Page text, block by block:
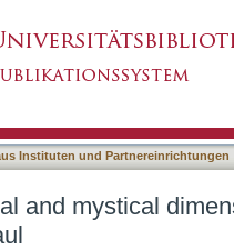
Instituten und Partnereinrichtungen
and mystical